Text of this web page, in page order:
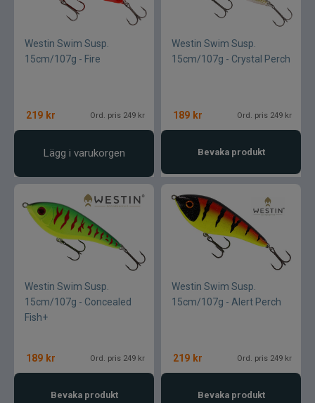
Westin Swim Susp.
15cm/107g - Fire
219 kr Ord. pris 249 kr
Lägg i varukorgen
Westin Swim Susp.
15cm/107g - Crystal Perch
189 kr Ord. pris 249 kr
Bevaka produkt
Westin Swim Susp.
15cm/107g - Concealed
Fish+
189 kr Ord. pris 249 kr
Bevaka produkt
Westin Swim Susp.
15cm/107g - Alert Perch
219 kr Ord. pris 249 kr
Bevaka produkt